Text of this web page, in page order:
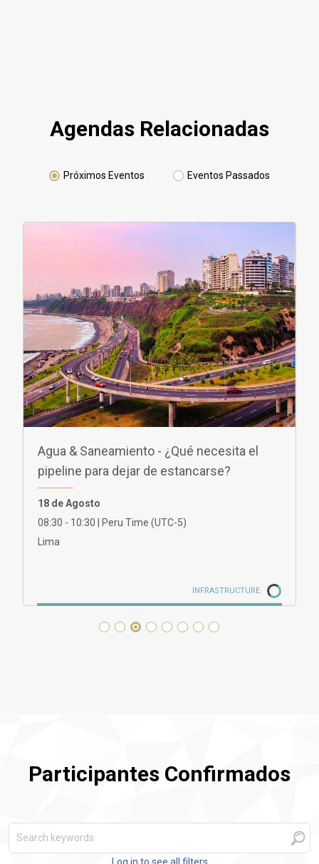
Agendas Relacionadas
Próximos Eventos Eventos Passados
Agua & Saneamiento - ¿Qué necesita el
pipeline para dejar de estancarse?
18 de Agosto
08:30 - 10:30 | Peru Time (UTC-5)
Lima
INFRASTRUCTURE
Participantes Confirmados